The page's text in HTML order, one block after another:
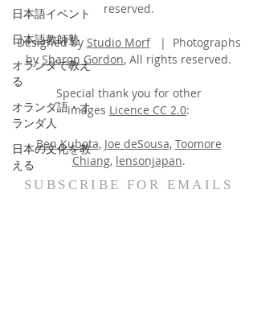
日本語イベント
日本語教師塾
オランダで教え
る
オランダ語・オ
ランダ人
日本の文化を教
える
reserved.
Designed by Studio Morf| Photographs
bySharon Gordon, All rights reserved.
Special thank you for other
images Licence CC 2.0:
Ben Kubota, Joe deSousa, Toomore
Chiang, lensonjapan.
SUBSCRIBE FOR EMAILS